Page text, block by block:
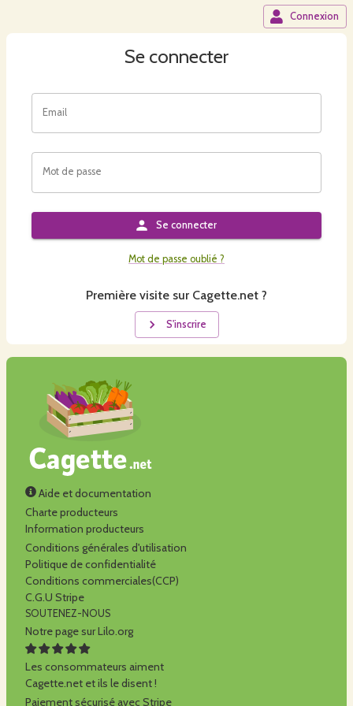
Connexion
Se connecter
Email
Mot de passe
Se connecter
Mot de passe oublié ?
Première visite sur Cagette.net ?
S'inscrire
Aide et documentation
Charte producteurs
Information producteurs
Conditions générales d'utilisation
Politique de confidentialité
Conditions commerciales(CCP)
C.G.U Stripe
SOUTENEZ-NOUS
Notre page sur Lilo.org
Les consommateurs aiment
Cagette.net et ils le disent !
Paiement sécurisé avec Stripe